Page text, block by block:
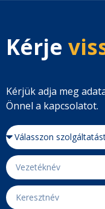
Kérje
Kérjük adja meg
Önnel a kapcsolatot.